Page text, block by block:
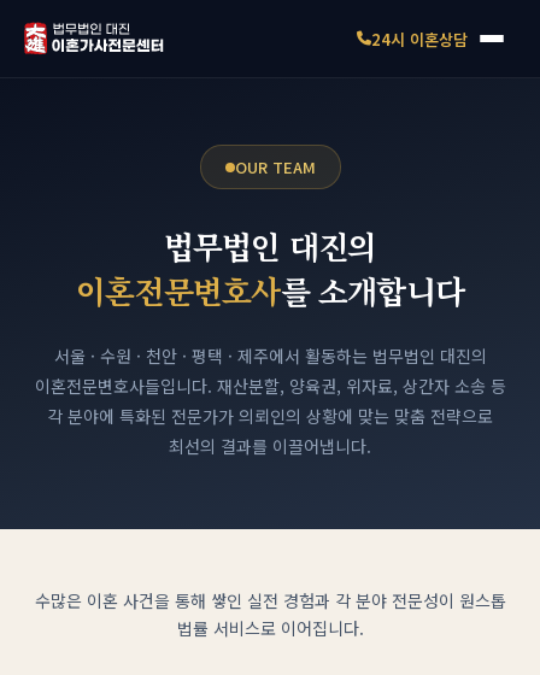
24시 이혼상담
OUR TEAM
법무법인 대진의
이혼전문변호사를 소개합니다
서울 · 수원 · 천안 · 평택 · 제주에서 활동하는 법무법인 대진의
이혼전문변호사들입니다. 재산분할, 양육권, 위자료, 상간자 소송 등
각 분야에 특화된 전문가가 의뢰인의 상황에 맞는 맞춤 전략으로
최선의 결과를 이끌어냅니다.
수많은 이혼 사건을 통해 쌓인 실전 경험과 각 분야 전문성이 원스톱
법률 서비스로 이어집니다.